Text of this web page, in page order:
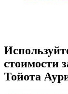
стоимости
Тойота